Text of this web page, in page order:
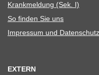
Krank­mel­dung (Sek. I)
So fin­den Sie uns
Impres­sum und
EXTERN